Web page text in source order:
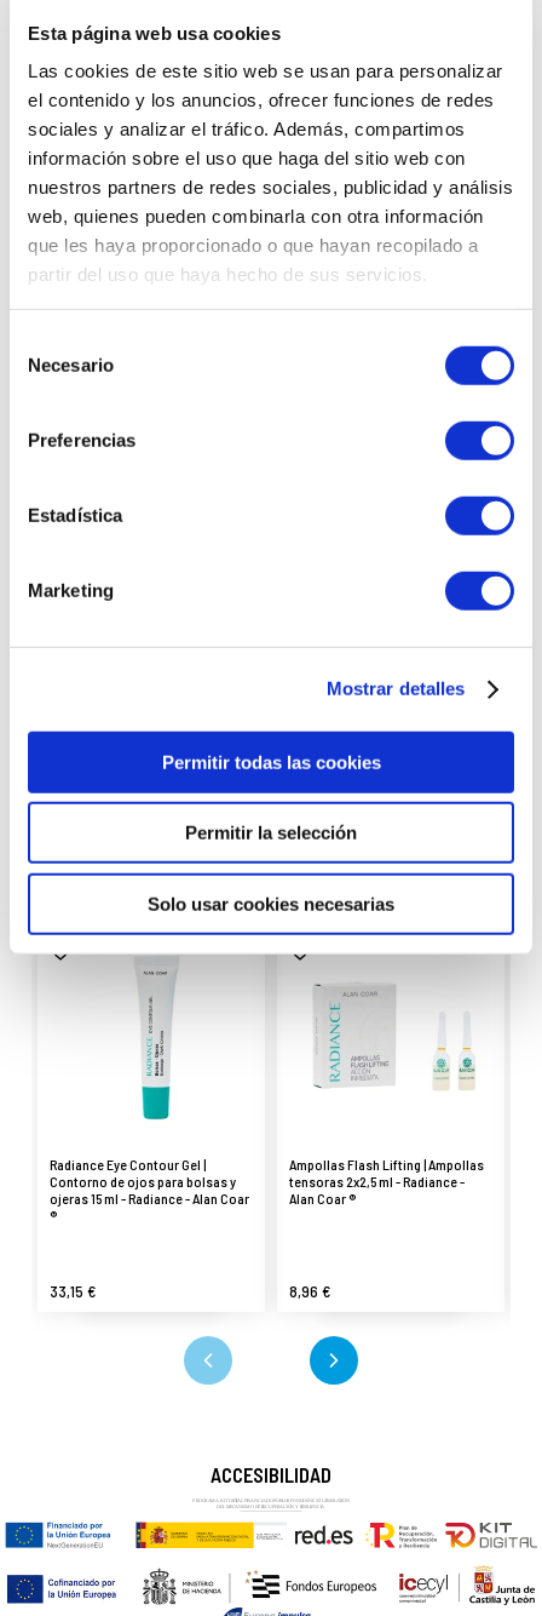
Esta página web usa cookies
Las cookies de este sitio web se usan para personalizar
el contenido y los anuncios, ofrecer funciones de redes
sociales y analizar el tráfico. Además, compartimos
información sobre el uso que haga del sitio web con
nuestros partners de redes sociales, publicidad y análisis
web, quienes pueden combinarla con otra información
que les haya proporcionado o que hayan recopilado a
partir del uso que haya hecho de sus servicios.
Necesario
Preferencias
Estadística
Marketing
Mostrar detalles
Permitir todas las cookies
Permitir la selección
Solo usar cookies necesarias
Ups, este producto ha sido
descatalogado.
¿Quieres que te enseñemos
cosméticos similares?
Productos con
características similares
Radiance Eye Contour Gel |
Contorno de ojos para bolsas y
ojeras 15 ml - Radiance - Alan Coar
®
33,15 €
Ampollas Flash Lifting | Ampollas
tensoras 2x2,5 ml - Radiance -
Alan Coar ®
8,96 €
ACCESIBILIDAD